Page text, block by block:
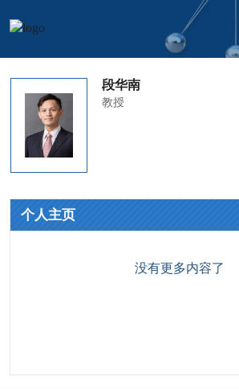
段华南
教授
个人主页
没有更多内容了